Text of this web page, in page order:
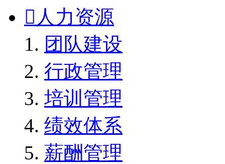
 人力资源
团队建设
行政管理
培训管理
绩效体系
薪酬管理